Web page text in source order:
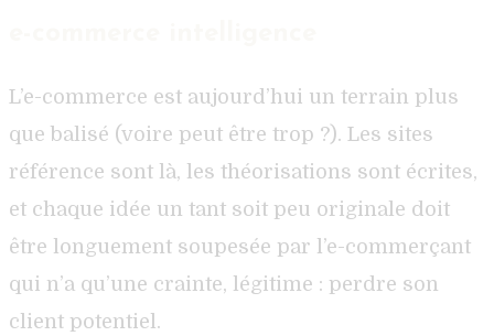
L’e-commerce est aujourd’hui un terrain plus
que balisé (voire peut être trop ?). Les sites
référence sont là, les théorisations sont écrites,
et chaque idée un tant soit peu originale doit
être longuement soupesée par l’e-commerçant
qui n’a qu’une crainte, légitime : perdre son
client potentiel.